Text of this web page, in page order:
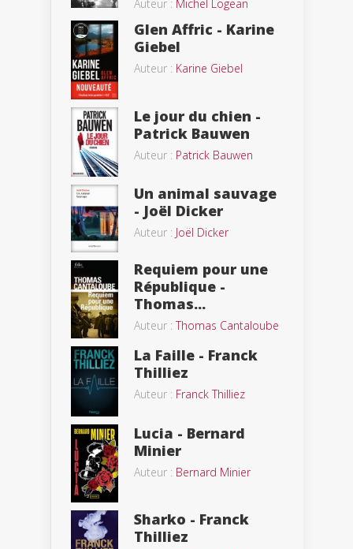
Auteur : Michel Logean
Glen Affric - Karine
Giebel
Auteur : Karine Giebel
Le jour du chien -
Patrick Bauwen
Auteur : Patrick Bauwen
Un animal sauvage
- Joël Dicker
Auteur : Joël Dicker
Requiem pour une
République -
Thomas...
Auteur :Thomas Cantaloube
La Faille - Franck
Thilliez
Auteur : Franck Thilliez
Lucia - Bernard
Minier
Auteur : Bernard Minier
Sharko - Franck
Thilliez